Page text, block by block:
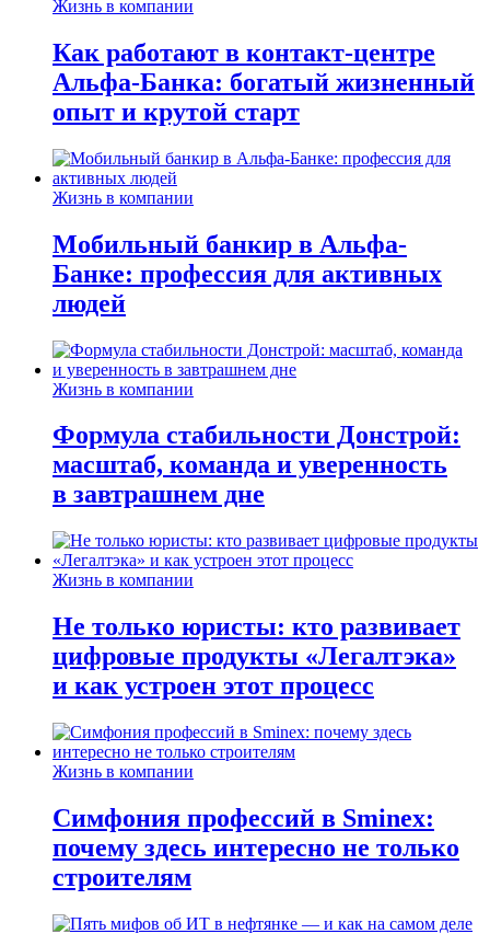
Жизнь в компании
Как работают в контакт-центре
Альфа-Банка: богатый жизненный
опыт и крутой старт
Жизнь в компании
Мобильный банкир в Альфа-
Банке: профессия для активных
людей
Жизнь в компании
Формула стабильности Донстрой:
масштаб, команда и уверенность
в завтрашнем дне
Жизнь в компании
Не только юристы: кто развивает
цифровые продукты «Легалтэка»
и как устроен этот процесс
Жизнь в компании
Симфония профессий в Sminex:
почему здесь интересно не только
строителям